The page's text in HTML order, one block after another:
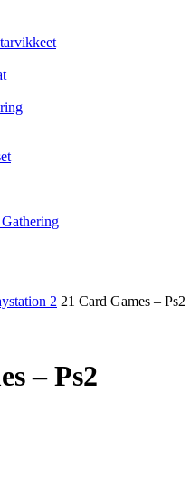
2 21 Card Games – Ps2
– Ps2